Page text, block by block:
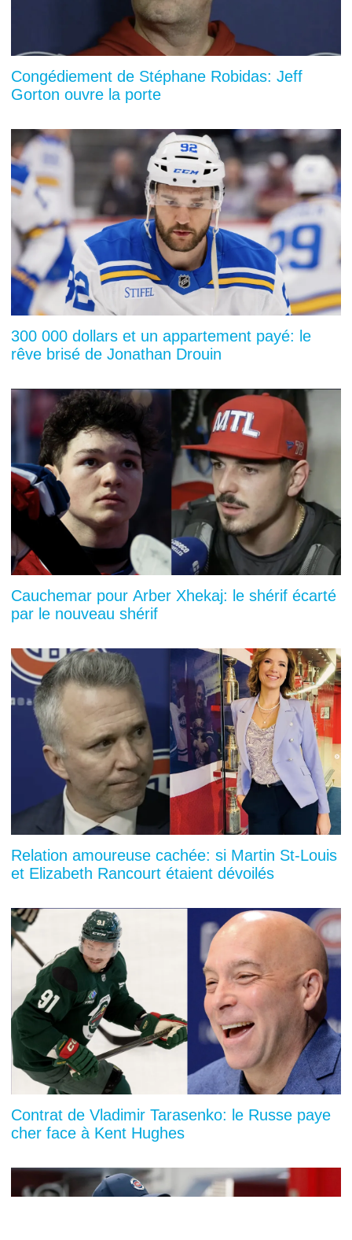
Congédiement de Stéphane Robidas: Jeff
Gorton ouvre la porte
300 000 dollars et un appartement payé: le
rêve brisé de Jonathan Drouin
Cauchemar pour Arber Xhekaj: le shérif écarté
par le nouveau shérif
Relation amoureuse cachée: si Martin St-Louis
et Elizabeth Rancourt étaient dévoilés
Contrat de Vladimir Tarasenko: le Russe paye
cher face à Kent Hughes